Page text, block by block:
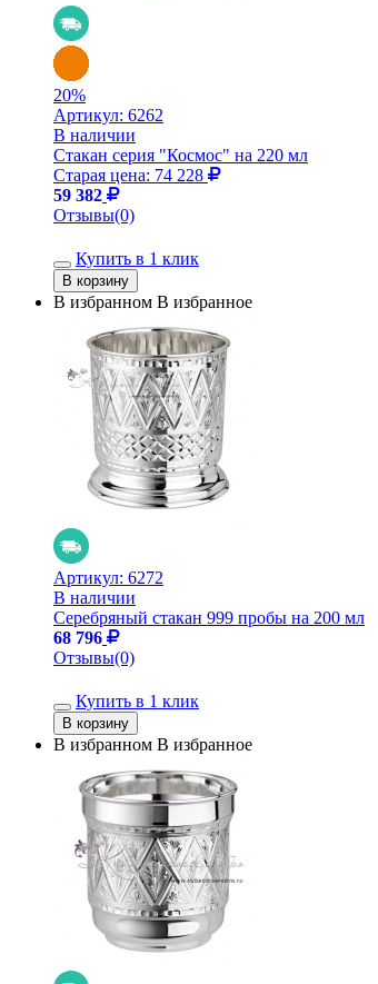
20%
Артикул: 6262
В наличии
Стакан серия "Космос" на 220 мл
Старая цена: 74 228
59 382
Отзывы(0)
Купить в 1 клик
В избранном В избранное
Артикул: 6272
В наличии
Серебряный стакан 999 пробы на 200 мл
68 796
Отзывы(0)
Купить в 1 клик
В избранном В избранное